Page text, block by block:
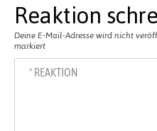
Reaktion
Deine E-Mail-Adresse wird nicht
markiert